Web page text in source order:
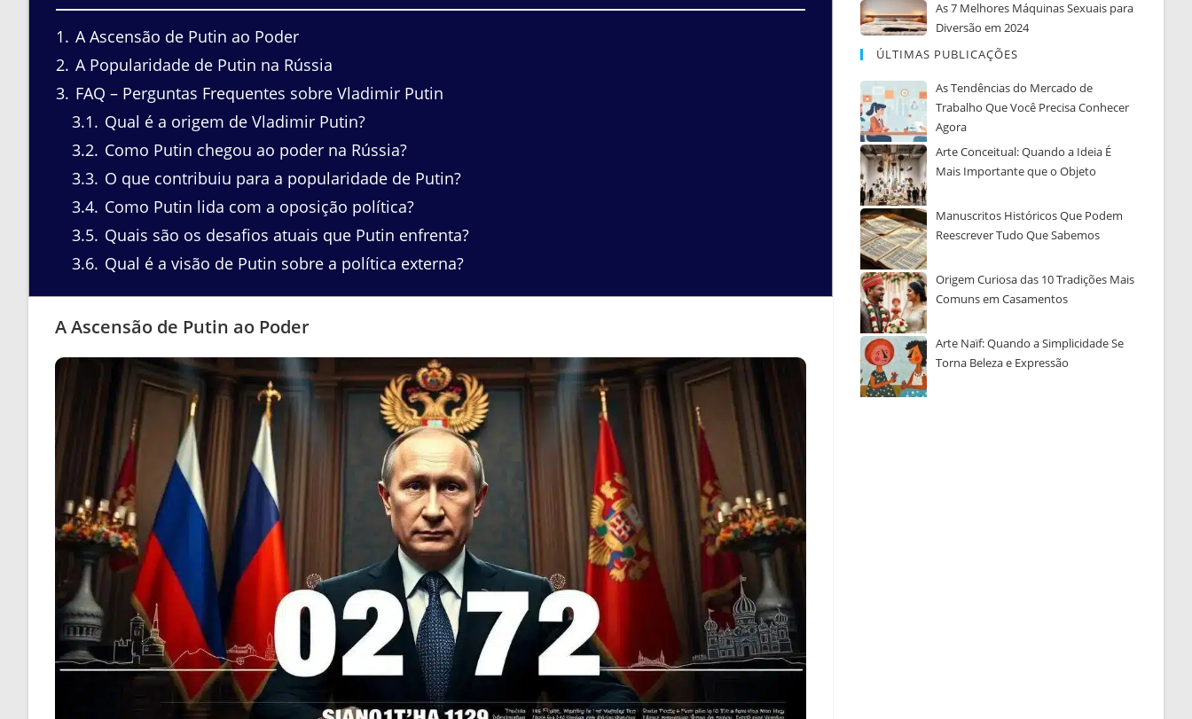
1
A Ascensão de Putin ao Poder
2 A Popularidade de Putin na Rússia
3 FAQ – Perguntas Frequentes sobre Vladimir Putin
3.1
Qual é a origem de Vladimir Putin?
3.2 Como Putin chegou ao poder na Rússia?
3.3 O que contribuiu para a popularidade de Putin?
3.4 Como Putin lida com a oposição política?
3.5 Quais são os desafios atuais que Putin enfrenta?
3.6 Qual é a visão de Putin sobre a política externa?
A Ascensão de Putin ao Poder
As 7 Melhores Máquinas Sexuais para
Diversão em 2024
ÚLTIMAS PUBLICAÇÕES
As Tendências do Mercado de
Trabalho Que Você Precisa Conhecer
Agora
Arte Conceitual: Quando a Ideia É
Mais Importante que o Objeto
Manuscritos Históricos Que Podem
Reescrever Tudo Que Sabemos
Origem Curiosa das 10 Tradições Mais
Comuns em Casamentos
Arte Naïf: Quando a Simplicidade Se
Torna Beleza e Expressão